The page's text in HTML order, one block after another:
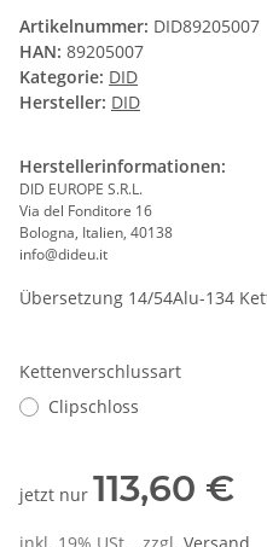
Artikelnummer: DID89205007
HAN: 89205007
Kategorie: DID
Hersteller: DID
Herstellerinformationen:
DID EUROPE S.R.L.
Via del Fonditore 16
Bologna, Italien, 40138
info@dideu.it
Übersetzung 14/54Alu-134
Kettenverschlussart
Clipschloss
jetzt nur 113,60 €